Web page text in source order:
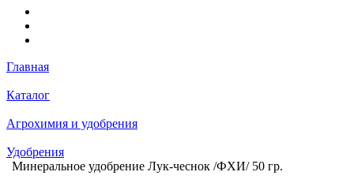
Главная
Каталог
Агрохимия и удобрения
Удобрения
Минеральное удобрение Лук-чеснок /ФХИ/ 50 гр.